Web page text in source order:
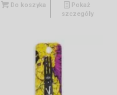
Do koszyka
Pokaż
szczegóły